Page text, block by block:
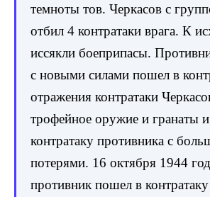
темноты тов. Черкасов с
отбил 4 контратаки врага. К
иссякли боеприпасы.
с новыми силами пошел в
отражения контратаки
трофейное оружие и гранаты
контратаку противника с
потерями. 16 октября 1944
противник пошел в